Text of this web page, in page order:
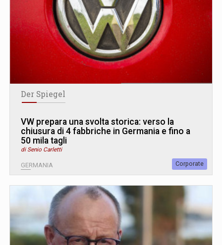
Der Spiegel
VW prepara una svolta storica: verso la
chiusura di 4 fabbriche in Germania e fino a
50 mila tagli
di Senio Carletti
GERMANIA Corporate